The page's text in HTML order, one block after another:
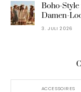
Boho-
Damen-
3. JULI 2026
ACCESSOIRES